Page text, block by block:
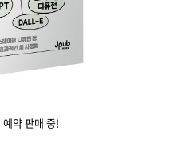
약 판매 중!